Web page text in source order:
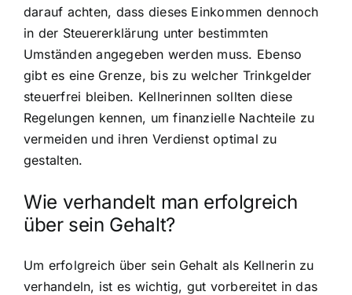
darauf achten, dass dieses Einkommen dennoch
in der Steuererklärung unter bestimmten
Umständen angegeben werden muss. Ebenso
gibt es eine Grenze, bis zu welcher Trinkgelder
steuerfrei bleiben. Kellnerinnen sollten diese
Regelungen kennen, um finanzielle Nachteile zu
vermeiden und ihren Verdienst optimal zu
gestalten.
Wie verhandelt man erfolgreich
über sein Gehalt?
Um erfolgreich über sein Gehalt als Kellnerin zu
verhandeln, ist es wichtig, gut vorbereitet in das